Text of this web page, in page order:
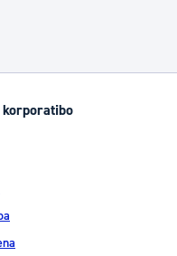
korporatibo